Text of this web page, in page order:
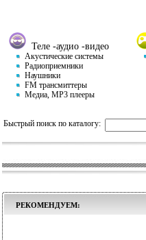
Теле -аудио -видео
Акустические системы
Радиоприемники
Наушники
FM трансмиттеры
Медиа, MP3 плееры
Быстрый поиск по каталогу:
РЕКОМЕНДУЕМ: